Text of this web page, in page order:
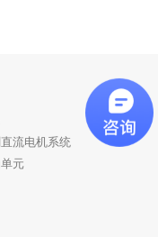
流电机系统
元